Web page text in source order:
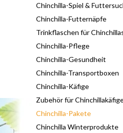
Chinchilla-Spiel &
Chinchilla-Futternäpfe
Trinkflaschen für
Chinchilla-Pflege
Chinchilla-Gesundheit
Chinchilla-Transportboxen
Chinchilla-Käfige
Zubehör für
Chinchilla-Pakete
Chinchilla Winterprodukte